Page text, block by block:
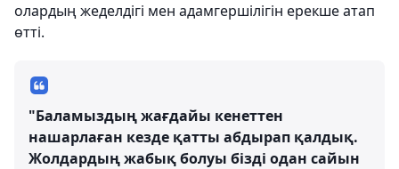
олардың жеделдігі мен адамгершілігін ерекше атап
өтті.
"Баламыздың жағдайы кенеттен
нашарлаған кезде қатты абдырап қалдық.
Жолдардың жабық болуы бізді одан сайын